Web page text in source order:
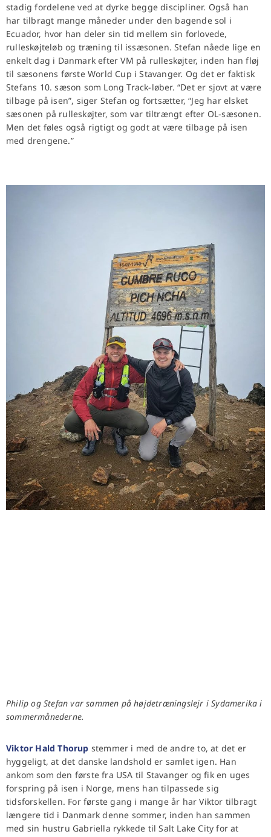
stadig fordelene ved at dyrke begge discipliner. Også han
har tilbragt mange måneder under den bagende sol i
Ecuador, hvor han deler sin tid mellem sin forlovede,
rulleskøjteløb og træning til issæsonen. Stefan nåede lige en
enkelt dag i Danmark efter VM på rulleskøjter, inden han fløj
til sæsonens første World Cup i Stavanger. Og det er faktisk
Stefans 10. sæson som Long Track-løber. “Det er sjovt at være
tilbage på isen”, siger Stefan og fortsætter, “Jeg har elsket
sæsonen på rulleskøjter, som var tiltrængt efter OL-sæsonen.
Men det føles også rigtigt og godt at være tilbage på isen
med drengene.”
Philip og Stefan var sammen på højdetræningslejr i Sydamerika i
sommermånederne.
Viktor Hald Thorup stemmer i med de andre to, at det er
hyggeligt, at det danske landshold er samlet igen. Han
ankom som den første fra USA til Stavanger og fik en uges
forspring på isen i Norge, mens han tilpassede sig
tidsforskellen. For første gang i mange år har Viktor tilbragt
længere tid i Danmark denne sommer, inden han sammen
med sin hustru Gabriella rykkede til Salt Lake City for at